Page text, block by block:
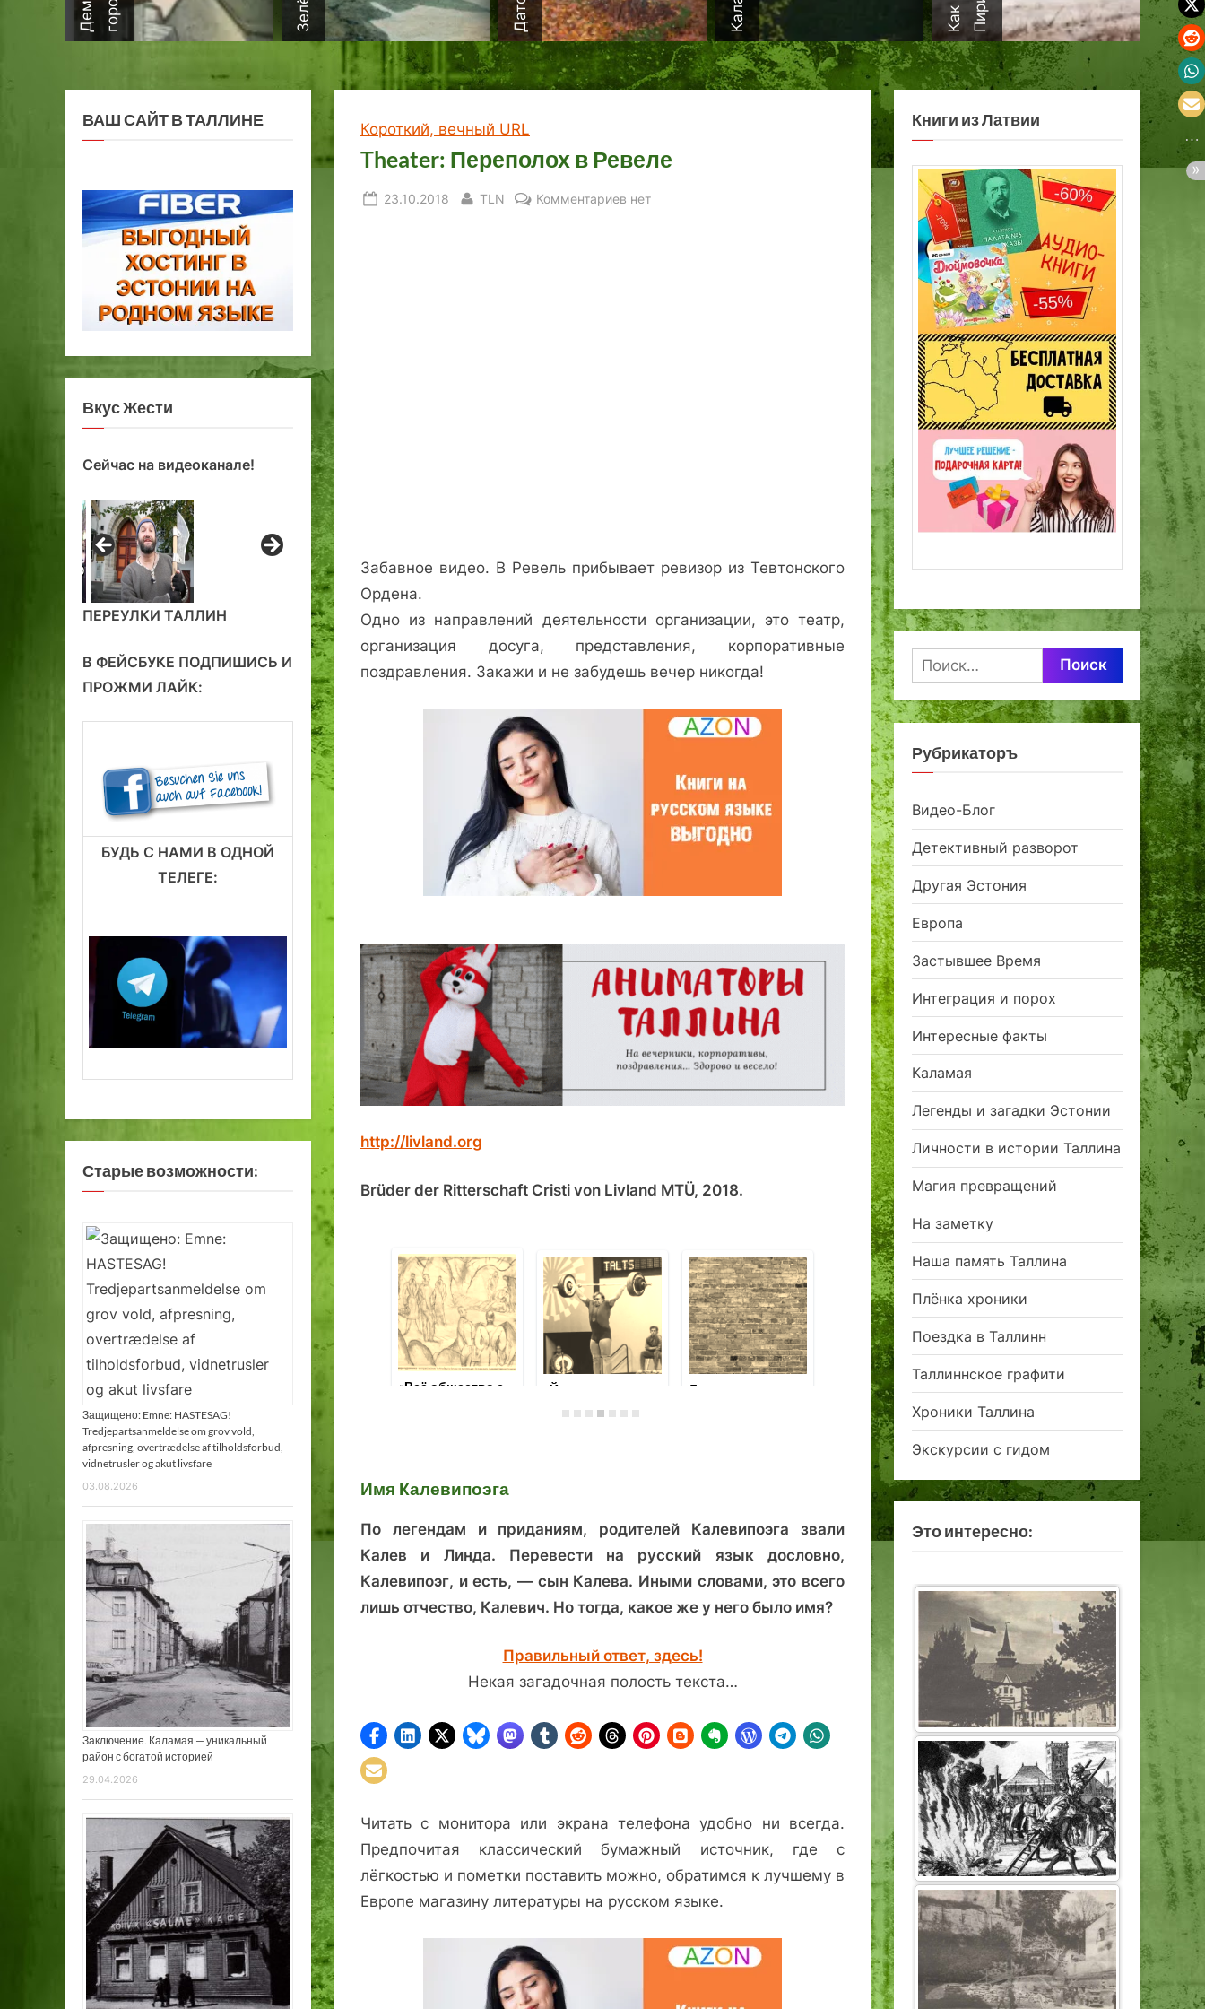
Короткий, вечный URL
Theater: Переполох в Ревеле
Posted
23.10.2018 By
TLN Комментариев кнет
Забавное видео. В Ревель прибывает ревизор из Тевтонского
Ордена.
Одно из направлений деятельности организации, это театр,
организация досуга, представления, корпоративные
поздравления. Закажи и не забудешь вечер никогда!
http://livland.org
Brüder der Ritterschaft Cristi von Livland MTÜ, 2018.
«Всегда держи
сторож эстонскую
государственность
«Русский дом»
на Ратушной
«Всё общество с
волнением
устремилось»:
эхо последней
ревельской дуэли
1884 года
«Йыуд» -
таллиннская сила
Листая
1 2 3 4 5 6 7
Имя Калевипоэга
По легендам и приданиям, родителей Калевипоэга звали
Калев и Линда. Перевести на русский язык дословно,
Калевипоэг, и есть, — сын Калева. Иными словами, это всего
лишь отчество, Калевич. Но тогда, какое же у него было имя?
Правильный ответ, здесь!
Некая загадочная полость текста…
Читать с монитора или экрана телефона удобно ни всегда.
Предпочитая классический бумажный источник, где с
лёгкостью и пометки поставить можно, обратимся к лучшему в
Европе магазину литературы на русском языке.
ВАШ САЙТ В ТАЛЛИНЕ
Вкус Жести
Сейчас на видеоканале!
ПЕРЕУЛКИ ТАЛЛИН
В ФЕЙСБУКЕ ПОДПИШИСЬ И
ПРОЖМИ ЛАЙК:
БУДЬ С НАМИ В ОДНОЙ
ТЕЛЕГЕ:
Старые возможности:
Защищено: Emne: HASTESAG!
Tredjepartsanmeldelse om grov vold,
afpresning, overtrædelse af tilholdsforbud,
vidnetrusler og akut livsfare
03.08.2026
Заключение. Каламая — уникальный
район с богатой историей
29.04.2026
Книги из Латвии
Найти:
Рубрикаторъ
Видео-Блог
Детективный разворот
Другая Эстония
Европа
Застывшее Время
Интеграция и порох
Интересные факты
Каламая
Легенды и загадки Эстонии
Личности в истории Таллина
Магия превращений
На заметку
Наша память Таллина
Плёнка хроники
Поездка в Таллинн
Таллиннское графити
Хроники Таллина
Экскурсии с гидом
Это интересно: